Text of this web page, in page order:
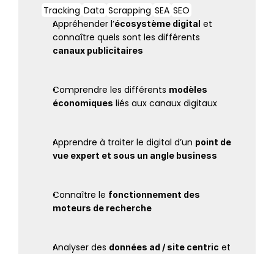
Tracking Data Scrapping SEA SEO
Appréhender l’écosystème digital et
canaux publicitaires
Comprendre les différents modèles
économiques liés aux canaux digitaux
Apprendre à traiter le digital d’un point de
vue expert et sous un angle business
Connaître le fonctionnement des
moteurs de recherche
Analyser des données ad / site centric et